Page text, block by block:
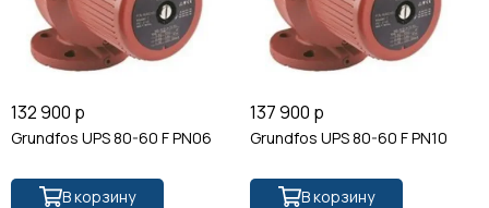
132 900 р
Grundfos UPS 80-60 F PN06
В корзину
137 900 р
Grundfos UPS 80-60 F PN10
В корзину